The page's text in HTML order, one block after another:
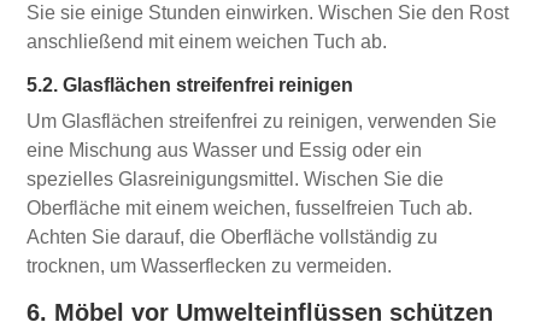
Sie sie einige Stunden einwirken. Wischen Sie den Rost
anschließend mit einem weichen Tuch ab.
5.2. Glasflächen streifenfrei reinigen
Um Glasflächen streifenfrei zu reinigen, verwenden Sie
eine Mischung aus Wasser und Essig oder ein
spezielles Glasreinigungsmittel. Wischen Sie die
Oberfläche mit einem weichen, fusselfreien Tuch ab.
Achten Sie darauf, die Oberfläche vollständig zu
trocknen, um Wasserflecken zu vermeiden.
6. Möbel vor Umwelteinflüssen schützen